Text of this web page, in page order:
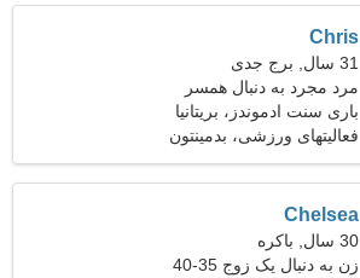
Chris
31 سال, برج جدی
مرد مجرد به دنبال همسر
باری سنت ادموندز، بریتانیا
فعالیتهای ورزشی، بدمینتون
Chelsea
30 سال, باکره
زن به دنبال یک زوج 35-40